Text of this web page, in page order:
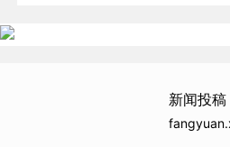
新闻投稿